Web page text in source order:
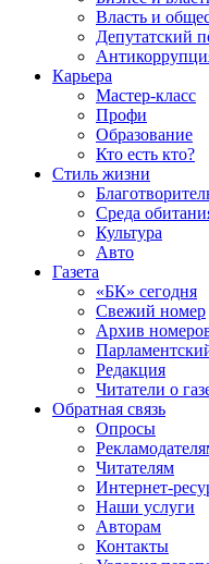
Власть и
Депутатский
Карьера
Мастер-класс
Профи
Образование
Кто есть кто?
Стиль жизни
Среда
Культура
Авто
Газета
«БК» сегодня
Свежий номер
Архив
Редакция
Читатели о
Обратная связь
Опросы
Читателям
Интернет-
Наши услуги
Авторам
Контакты